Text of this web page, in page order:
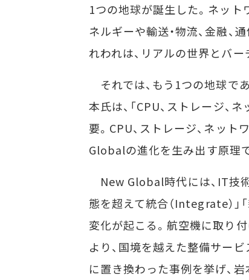
1つの地球が誕生した。ネット
ネルギーや輸送・物流、金融、
れわれは、リアルの世界とバー
それでは、もう1つの地球で
本氏は、「CPU、ストレージ、
要。CPU、ストレージ、ネッ
Globalの進化を生み出す原理で
New Global時代には、IT技術
態を超えて統合（Integrate）」
変化が起こる。航空機に取り
より、国境を越えた整備サー
に置き換わった事例を挙げ、